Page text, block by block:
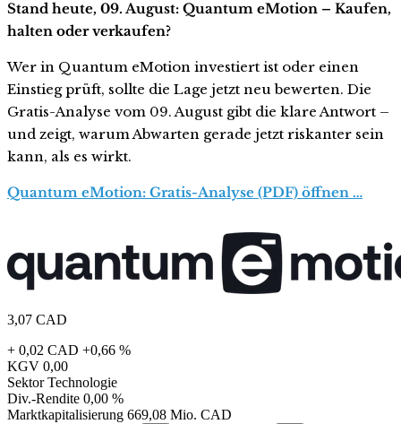
Stand heute, 09. August: Quantum eMotion – Kaufen,
halten oder verkaufen?
Wer in Quantum eMotion investiert ist oder einen
Einstieg prüft, sollte die Lage jetzt neu bewerten. Die
Gratis-Analyse vom 09. August gibt die klare Antwort –
und zeigt, warum Abwarten gerade jetzt riskanter sein
kann, als es wirkt.
Quantum eMotion: Gratis-Analyse (PDF) öffnen …
3,07 CAD
+ 0,02 CAD +0,66 %
KGV 0,00
Sektor Technologie
Div.-Rendite 0,00 %
Marktkapitalisierung 669,08 Mio. CAD